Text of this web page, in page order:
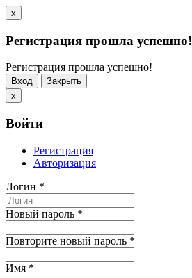
x
Регистрация прошла успешно!
Регистрация прошла успешно!
Вход
Закрыть
x
Войти
Регистрация
Авторизация
Логин *
Новый пароль *
Повторите новый пароль *
Имя *